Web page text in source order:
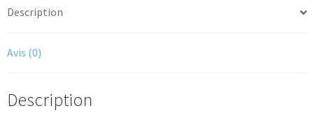
Description
Avis (0)
Description